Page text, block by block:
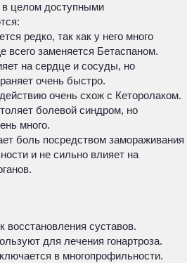
целом доступными
редко, так как у него много
всего заменяется Бетаспаном.
на сердце и сосуды, но
очень быстро.
очень схож с Кеторолаком.
болевой синдром, но
много.
боль посредством замораживания
и не сильно влияет на
суставов.
для лечения гонартроза.
в многопрофильности.